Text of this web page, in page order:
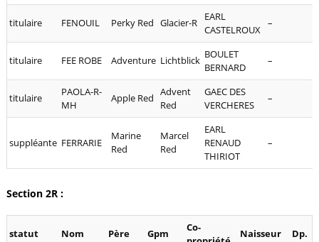
titulaire FENOUIL Perky Red Glacier-R
EARL
CASTELROUX
–
titulaire FEE ROBE Adventure Lichtblick BOULET
BERNARD
–
titulaire
PAOLA-R-
MH
Apple Red Advent
Red
GAEC DES
VERCHERES
–
suppléante FERRARIE
Marine
Red
Marcel
Red
EARL
RENAUD
THIRIOT
–
Section 2R :
statut Nom Père Gpm
Co-
Naisseur Dp.